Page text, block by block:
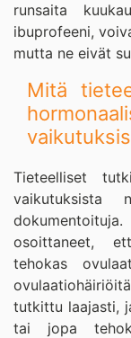
runsaita
ibuprofeeni,
mutta ne eivät
Mitä
Tieteelliset
vaikutuksista
osoittaneet,
tehokas
tutkittu laajasti,
tai jopa